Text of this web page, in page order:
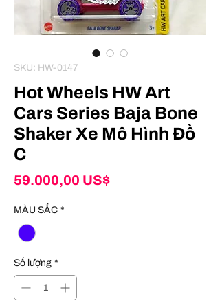
SKU: HW-0147
Hot Wheels HW Art
Cars Series Baja Bone
Shaker Xe Mô Hình Đồ
C
59.000,00 US$Giá
MÀU SẮC *
Số lượng *